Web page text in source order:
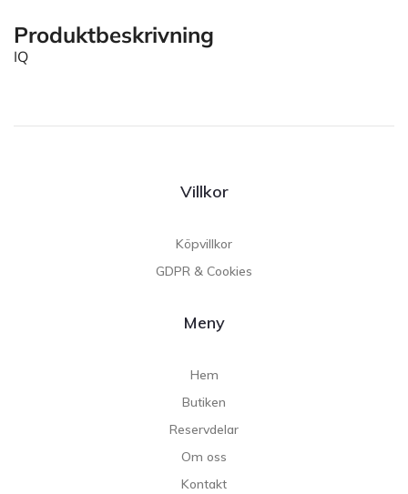
Produktbeskrivning
IQ
Villkor
Köpvillkor
GDPR & Cookies
Meny
Hem
Butiken
Reservdelar
Om oss
Kontakt